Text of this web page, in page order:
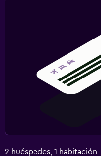
2 huéspedes, 1 habitación